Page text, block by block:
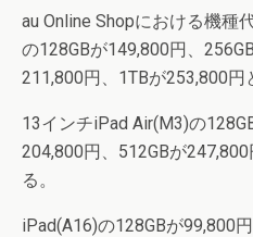
au Online Shopにおける機種
の128GBが149,800円、
211,800円、1TBが253,800円
13インチiPad Air(M3)の
204,800円、512GBが
る。
iPad(A16)の128GBが99,800